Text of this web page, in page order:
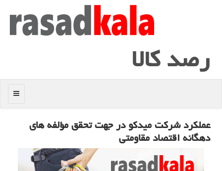
رصد كالا
منو
عملكرد شركت میدكو در جهت تحقق مؤلفه های
دهگانه اقتصاد مقاومتی